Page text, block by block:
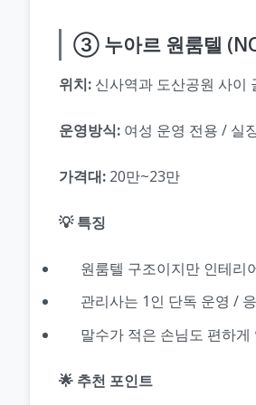
③ 누아르 원룸텔
위치: 신사역과 도산공원 사이
운영방식: 여성 운영 전용 / 실
가격대: 20만~23만
💡 특징
원룸텔 구조이지만 인테리
관리사는 1인 단독 운영 /
말수가 적은 손님도 편하게
🌟 추천 포인트